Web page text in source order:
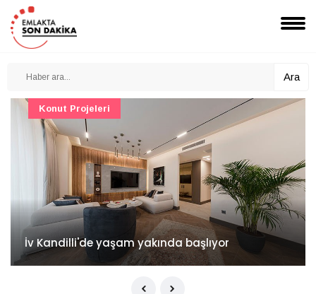
Ara
İv Kandilli'de yaşam yakında başlıyor
Konut Projeleri